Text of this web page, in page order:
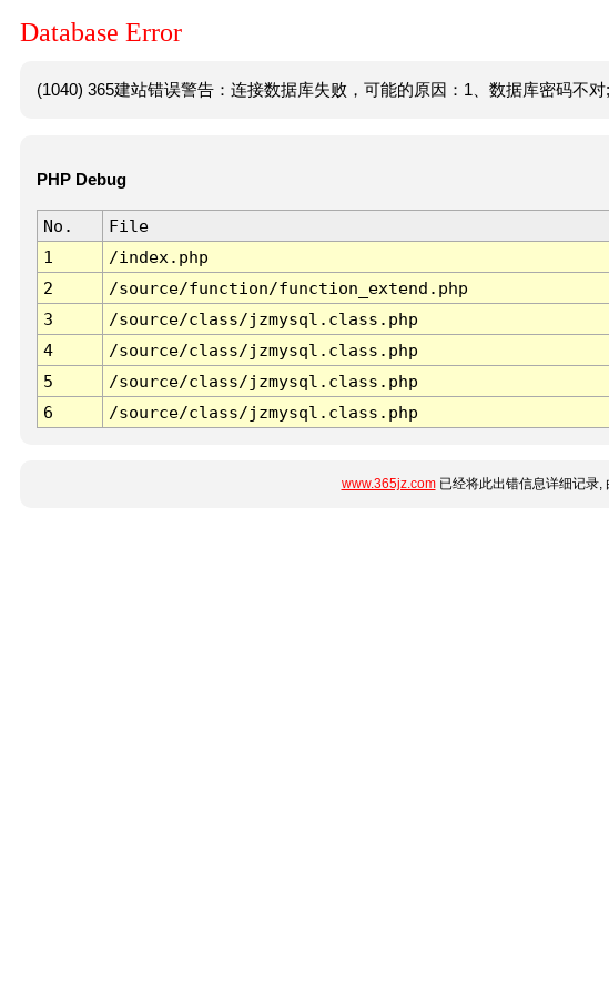
Database Error
(1040) 365建站错误警告：连接数据库失败，可能的原因：1、数据库密码不对
PHP Debug
No. File
1
/index.php
2
/source/function/function_extend.php
3
/source/class/jzmysql.class.php
4
/source/class/jzmysql.class.php
5
/source/class/jzmysql.class.php
6
/source/class/jzmysql.class.php
www.365jz.com已经将此出错信息详细记录,